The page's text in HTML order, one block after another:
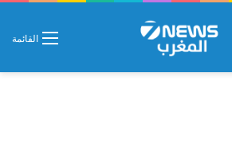
القائمة